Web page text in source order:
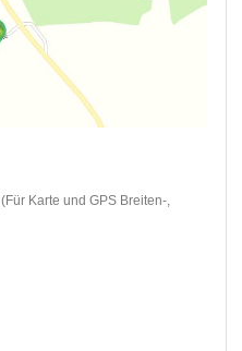
(Für Karte und GPS Breiten-,